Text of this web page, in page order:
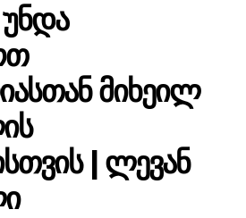
ᲛᲘᲮᲔᲘᲚ
| ᲚᲔᲕᲐᲜ